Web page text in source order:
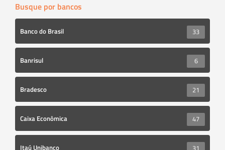
Busque por bancos
Banco do Brasil 33
Banrisul 6
Bradesco 21
Caixa Econômica 47
Itaú Unibanco